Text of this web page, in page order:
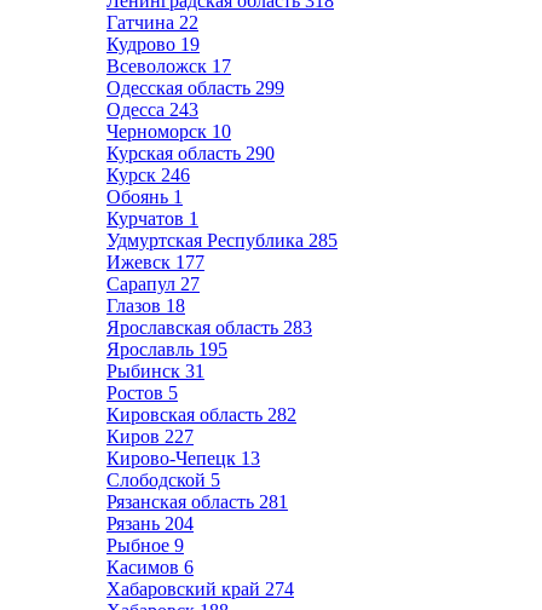
Гатчина 22
Кудрово 19
Всеволожск 17
Одесская область 299
Одесса 243
Черноморск 10
Курская область 290
Курск 246
Обоянь 1
Курчатов 1
Удмуртская Республика 285
Ижевск 177
Сарапул 27
Глазов 18
Ярославская область 283
Ярославль 195
Рыбинск 31
Ростов 5
Кировская область 282
Киров 227
Кирово-Чепецк 13
Слободской 5
Рязанская область 281
Рязань 204
Рыбное 9
Касимов 6
Хабаровский край 274